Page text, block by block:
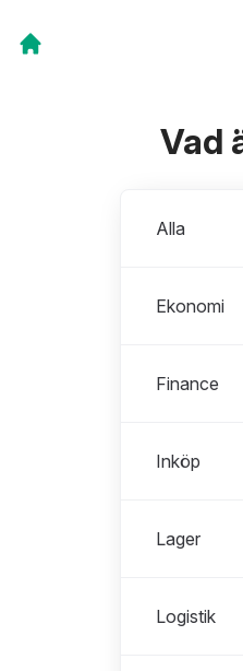
Vad
Alla
Ekonomi
Finance
Inköp
Lager
Logistik